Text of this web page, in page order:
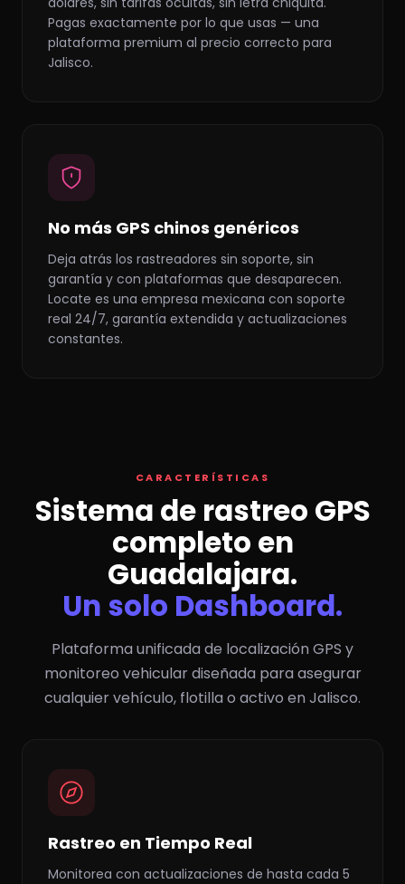
Pagas exactamente por lo que usas — una
plataforma premium al precio correcto para
Jalisco.
No más GPS chinos genéricos
Deja atrás los rastreadores sin soporte, sin
garantía y con plataformas que desaparecen.
Locate es una empresa mexicana con soporte
real 24/7, garantía extendida y actualizaciones
constantes.
CARACTERÍSTICAS
Sistema de rastreo GPS
completo en
Guadalajara.
Un solo Dashboard.
Plataforma unificada de localización GPS y
monitoreo vehicular diseñada para asegurar
cualquier vehículo, flotilla o activo en Jalisco.
Rastreo en Tiempo Real
Monitorea con actualizaciones de hasta cada 5